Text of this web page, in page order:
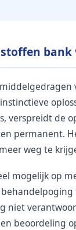
verspreidt de
permanent.
weg te
mogelijk op
niet
beoordeling